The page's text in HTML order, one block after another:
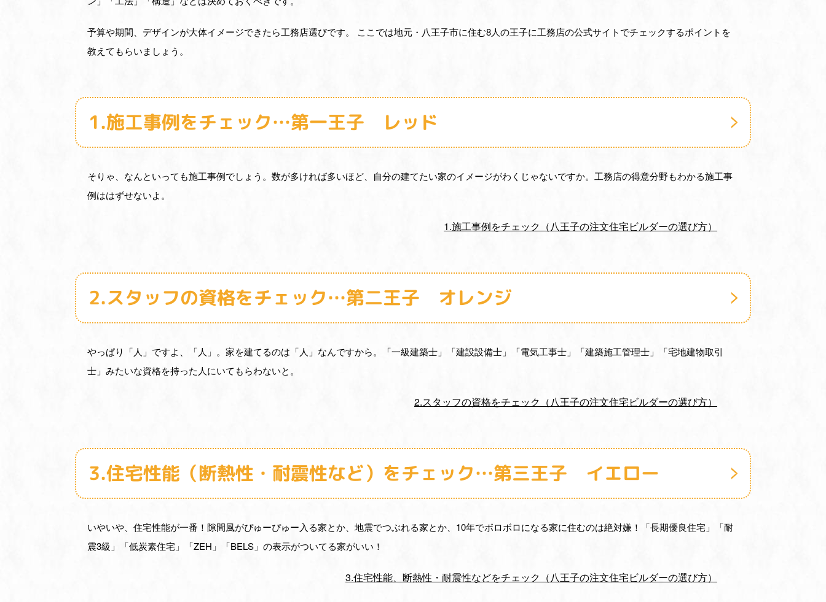
予算や期間、デザインが大体イメージできたら工務店選びです。 ここでは地元・八王子市に住む8人の王子に工務店の公式サイトでチェックするポイントを
教えてもらいましょう。
1.施工事例をチェック…第一王子 レッド
そりゃ、なんといっても施工事例でしょう。数が多ければ多いほど、自分の建てたい家のイメージがわくじゃないですか。工務店の得意分野もわかる施工事
例ははずせないよ。
1.施工事例をチェック（八王子の注文住宅ビルダーの選び方）
2.スタッフの資格をチェック…第二王子 オレンジ
やっぱり「人」ですよ、「人」。家を建てるのは「人」なんですから。「一級建築士」「建設設備士」「電気工事士」「建築施工管理士」「宅地建物取引
士」みたいな資格を持った人にいてもらわないと。
2.スタッフの資格をチェック（八王子の注文住宅ビルダーの選び方）
3.住宅性能（断熱性・耐震性など）をチェック…第三王子 イエロー
いやいや、住宅性能が一番！隙間風がぴゅーぴゅー入る家とか、地震でつぶれる家とか、10年でボロボロになる家に住むのは絶対嫌！「長期優良住宅」「耐
震3級」「低炭素住宅」「ZEH」「BELS」の表示がついてる家がいい！
3.住宅性能、断熱性・耐震性などをチェック（八王子の注文住宅ビルダーの選び方）